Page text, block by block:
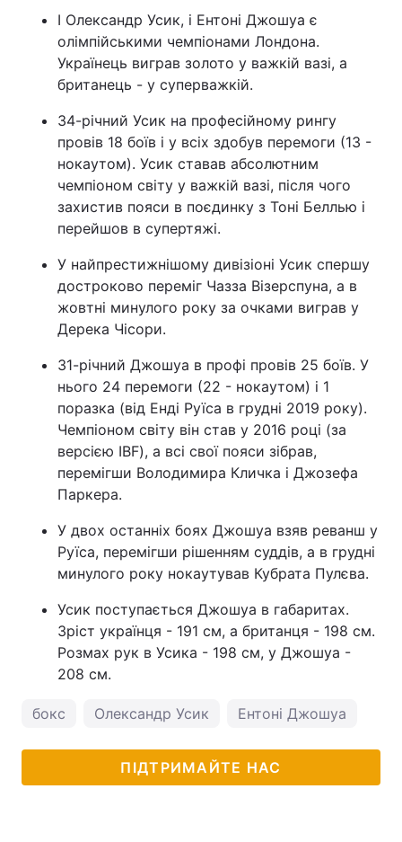
І Олександр Усик, і Ентоні Джошуа є
олімпійськими чемпіонами Лондона.
Українець виграв золото у важкій вазі, а
британець - у суперважкій.
34-річний Усик на професійному рингу
провів 18 боїв і у всіх здобув перемоги (13 -
нокаутом). Усик ставав абсолютним
чемпіоном світу у важкій вазі, після чого
захистив пояси в поєдинку з Тоні Беллью і
перейшов в супертяжі.
У найпрестижнішому дивізіоні Усик спершу
достроково переміг Чазза Візерспуна, а в
жовтні минулого року за очками виграв у
Дерека Чісори.
31-річний Джошуа в профі провів 25 боїв. У
нього 24 перемоги (22 - нокаутом) і 1
поразка (від Енді Руїса в грудні 2019 року).
Чемпіоном світу він став у 2016 році (за
версією IBF), а всі свої пояси зібрав,
перемігши Володимира Кличка і Джозефа
Паркера.
У двох останніх боях Джошуа взяв реванш у
Руїса, перемігши рішенням суддів, а в грудні
минулого року нокаутував Кубрата Пулєва.
Усик поступається Джошуа в габаритах.
Зріст українця - 191 см, а британця - 198 см.
Розмах рук в Усика - 198 см, у Джошуа -
208 см.
бокс Олександр Усик Ентоні Джошуа
ПІДТРИМАЙТЕ НАС